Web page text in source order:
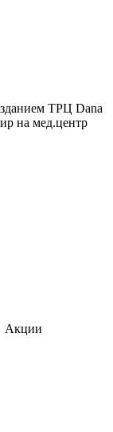
ТРЦ Dana
на мед.центр
Акции